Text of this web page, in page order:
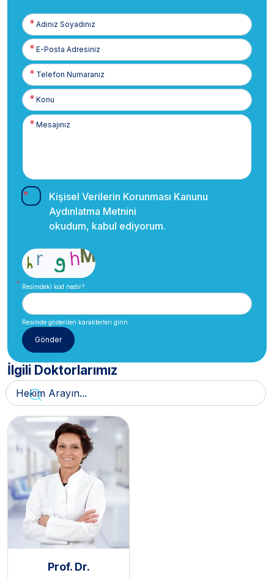
Adınız
Soyadınız
E-
Posta
Telefon
Numaranız
Kişisel Verilerin Korunması Kanunu
Aydınlatma Metnini
okudum, kabul ediyorum.
Resimdeki kod nedir?
Resimde gösterilen karakterleri girin.
İlgili Doktorlarımız
Prof. Dr.